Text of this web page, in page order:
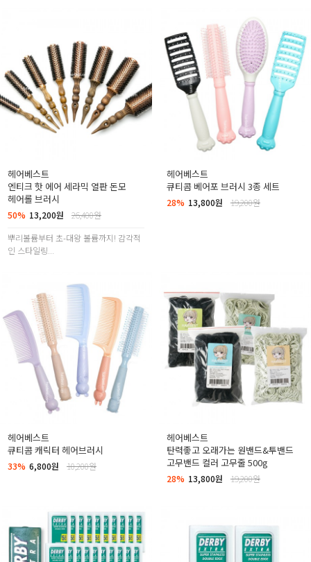
헤어베스트
엔티크 핫 에어 세라믹 열판 돈모
헤어롤 브러시
50% 13,200원
26,400원
뿌리볼륨부터 초-대왕 볼륨까지! 감각적
인 스타일링...
헤어베스트
큐티콤 베어포 브러시 3종 세트
28% 13,800원 19,200원
헤어베스트
큐티콤 캐릭터 헤어브러시
33% 6,800원 10,200원
헤어베스트
탄력좋고 오래가는 원밴드&투밴드
고무밴드 컬러 고무줄 500g
28% 13,800원 19,200원